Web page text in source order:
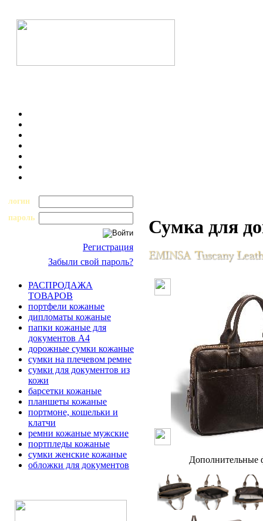
логин
пароль
Регистрация
Забыли свой пароль?
РАСПРОДАЖА
ТОВАРОВ
портфели кожаные
дипломаты кожаные
папки кожаные для
документов А4
дорожные сумки кожаные
сумки на плечевом ремне
сумки для документов из
кожи
барсетки кожаные
планшеты кожаные
портмоне, кошельки и
клатчи
ремни кожаные мужские
портпледы кожаные
сумки женские кожаные
обложки для документов
Сумка для
Дополнительные